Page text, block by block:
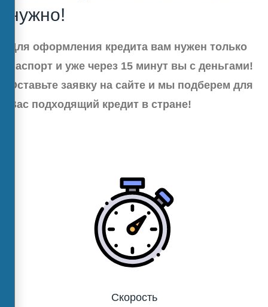
нужно!
Для оформления кредита вам нужен только
паспорт и уже через 15 минут вы с деньгами!
Оставьте заявку на сайте и мы подберем для
Вас подходящий кредит в стране!
Скорость